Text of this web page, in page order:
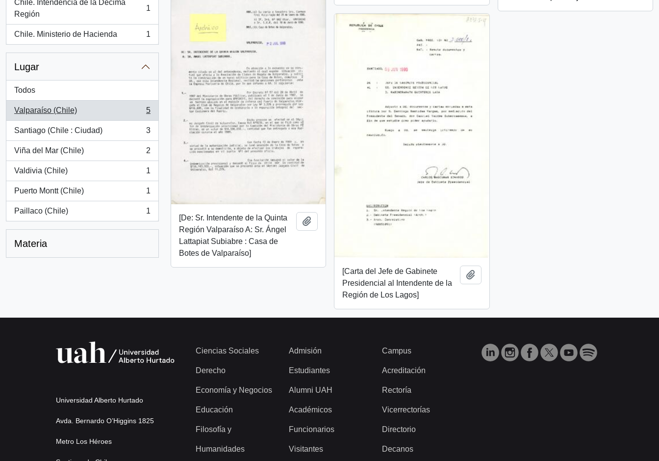
Chile. Intendencia de la Décima
Región
, 1 resultados
1
Chile. Ministerio de Hacienda
, 1 resultados
1
Lugar
Todos
Valparaíso (Chile)
, 5 resultados
5
Santiago (Chile : Ciudad)
, 3 resultados
3
Viña del Mar (Chile)
, 2 resultados
2
Valdivia (Chile)
, 1 resultados
1
Puerto Montt (Chile)
, 1 resultados
1
Paillaco (Chile)
, 1 resultados
1
Materia
[De: Sr. Intendente de la Quinta
Región Valparaíso A: Sr. Ángel
Lattapiat Subiabre : Casa de
Botes de Valparaíso]
Añadir al portapapeles
[Carta del Jefe de Gabinete
Presidencial al Intendente de la
Región de Los Lagos]
Añadir al portapapeles
Universidad Alberto Hurtado
Avda. Bernardo O’Higgins 1825
Metro Los Héroes
Ciencias Sociales
Derecho
Economía y Negocios
Educación
Filosofía y
Humanidades
Admisión
Estudiantes
Alumni UAH
Académicos
Funcionarios
Visitantes
Campus
Acreditación
Rectoría
Vicerrectorías
Directorio
Decanos